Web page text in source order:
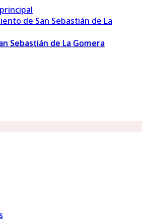
Sebastián de La Gomera